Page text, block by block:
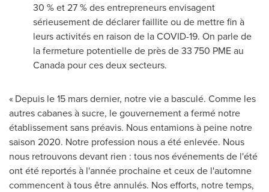
30 % et 27 % des entrepreneurs envisagent
sérieusement de déclarer faillite ou de mettre fin à
leurs activités en raison de la COVID-19. On parle de
la fermeture potentielle de près de 33 750 PME au
Canada pour ces deux secteurs.
« Depuis le 15 mars dernier, notre vie a basculé. Comme les
autres cabanes à sucre, le gouvernement a fermé notre
établissement sans préavis. Nous entamions à peine notre
saison 2020. Notre profession nous a été enlevée. Nous
nous retrouvons devant rien : tous nos événements de l'été
ont été reportés à l'année prochaine et ceux de l'automne
commencent à tous être annulés. Nos efforts, notre temps,